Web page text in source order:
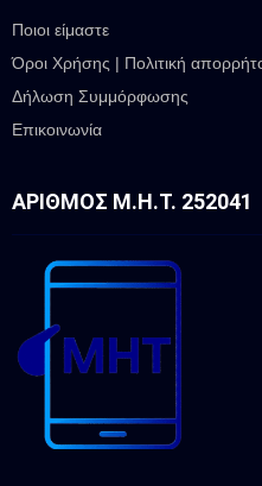
Ποιοι είμαστε
Όροι Χρήσης | Πολιτική
Δήλωση Συμμόρφωσης
Επικοινωνία
ΑΡΙΘΜΌΣ Μ.Η.Τ. 252041